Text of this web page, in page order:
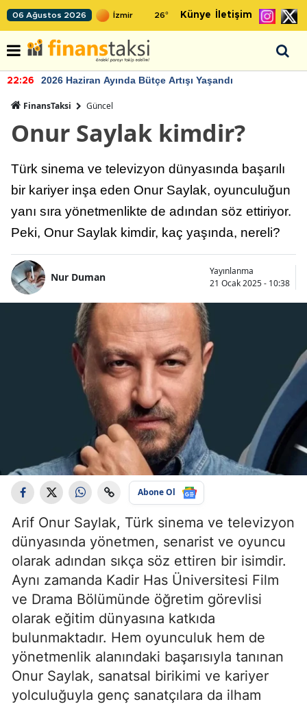
06 Ağustos 2026 26° Künye İletişim
22:26 2026 Haziran Ayında Bütçe Artışı Yaşandı
FinansTaksi Güncel
Onur Saylak kimdir?
Türk sinema ve televizyon dünyasında başarılı
bir kariyer inşa eden Onur Saylak, oyunculuğun
yanı sıra yönetmenlikte de adından söz ettiriyor.
Peki, Onur Saylak kimdir, kaç yaşında, nereli?
Nur Duman
Yayınlanma
21 Ocak 2025 - 10:38
Abone Ol
Arif Onur Saylak, Türk sinema ve televizyon
dünyasında yönetmen, senarist ve oyuncu
olarak adından sıkça söz ettiren bir isimdir.
Aynı zamanda Kadir Has Üniversitesi Film
ve Drama Bölümünde öğretim görevlisi
olarak eğitim dünyasına katkıda
bulunmaktadır. Hem oyunculuk hem de
yönetmenlik alanındaki başarısıyla tanınan
Onur Saylak, sanatsal birikimi ve kariyer
yolculuğuyla genç sanatçılara da ilham